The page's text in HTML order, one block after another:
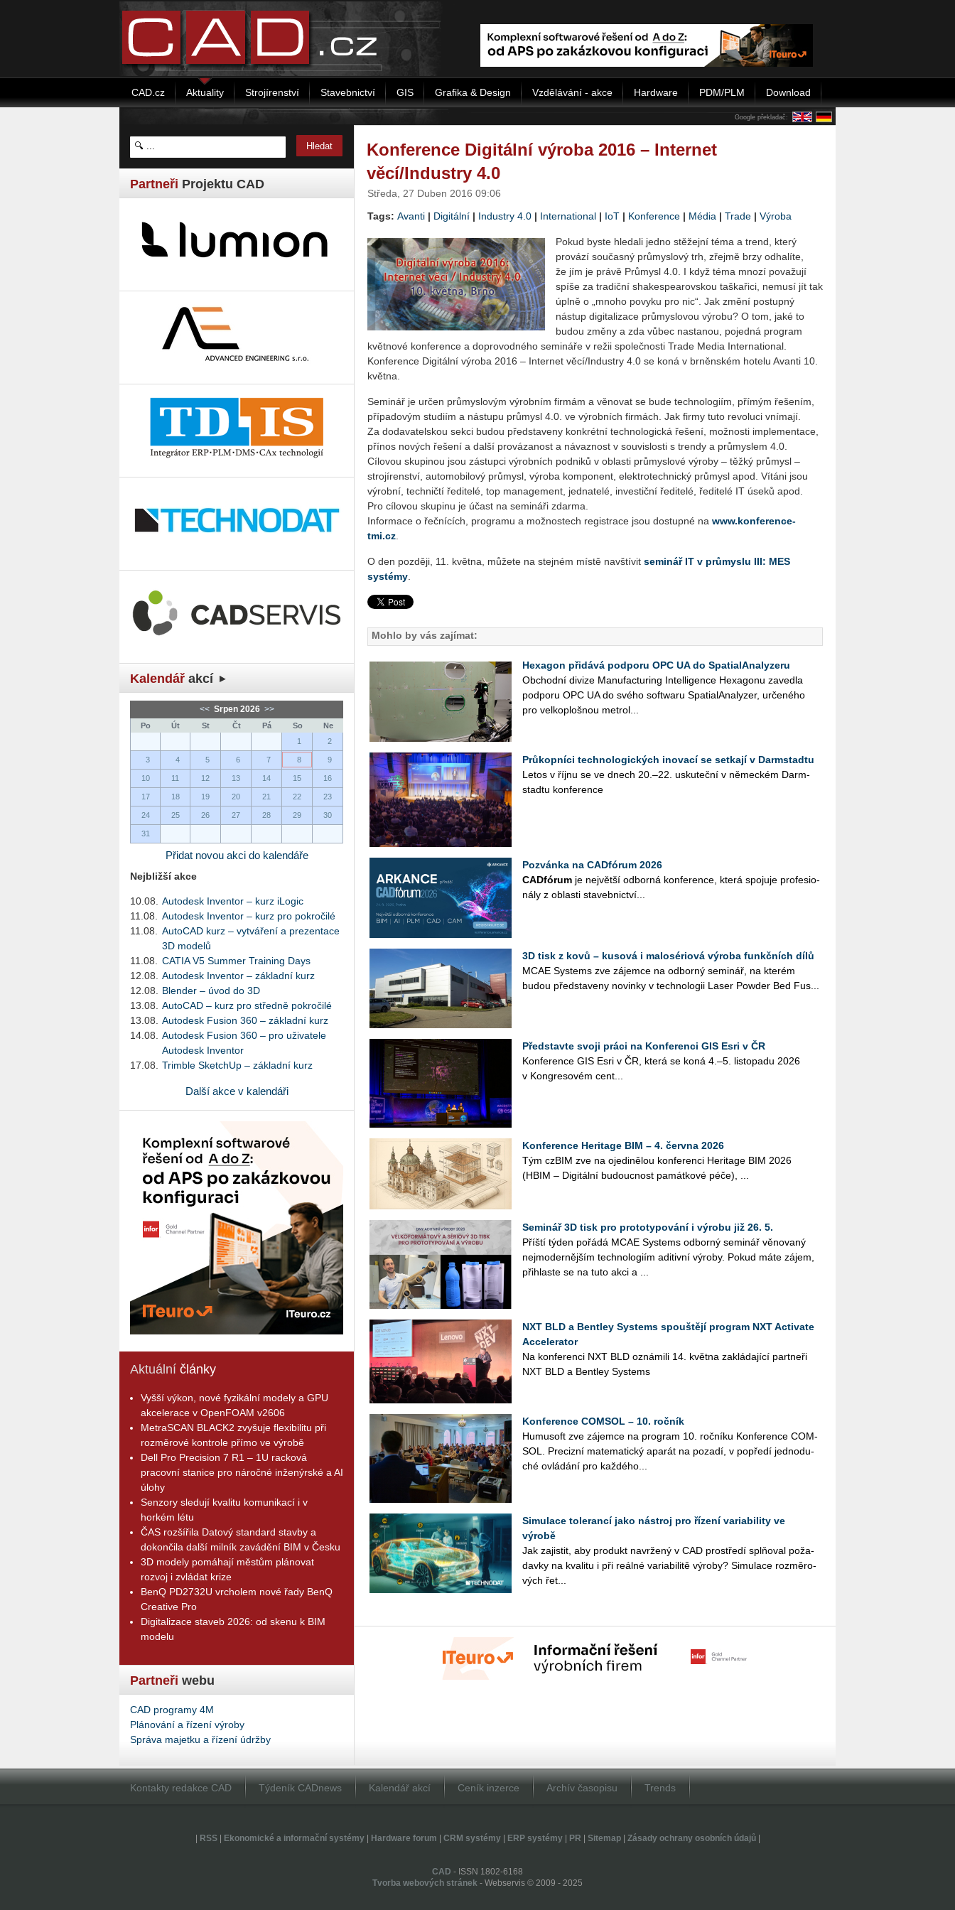
CAD.cz Aktuality Strojírenství Stavebnictví GIS Grafika & Design Vzdělávání - akce Hardware PDM/PLM Download
Google překladač:
Partneři Projektu CAD
Kalendář akcí
<< Srpen 2026 >>
Po Út St Čt Pá So
Ne
1
2
3 4 5 6 7 8 9
10 11 12 13 14 15 16
17 18 19 20 21 22 23
24 25 26 27 28 29 30
31
Přidat novou akci do kalendáře
Nejbližší akce
10.08.
Autodesk Inventor – kurz iLogic
11.08.
Autodesk Inventor – kurz pro pokročilé
11.08.
AutoCAD kurz – vytváření a prezentace
3D modelů
11.08.
CATIA V5 Summer Training Days
12.08.
Autodesk Inventor – základní kurz
12.08.
Blender – úvod do 3D
13.08.
AutoCAD – kurz pro středně pokročilé
13.08.
Autodesk Fusion 360 – základní kurz
14.08.
Autodesk Fusion 360 – pro uživatele
Autodesk Inventor
17.08.
Trimble SketchUp – základní kurz
Další akce v kalendáři
Aktuální články
Vyšší výkon, nové fyzikální modely a GPU
akcelerace v OpenFOAM v2606
MetraSCAN BLACK2 zvyšuje flexibilitu při
rozměrové kontrole přímo ve výrobě
Dell Pro Precision 7 R1 – 1U racková
pracovní stanice pro náročné inženýrské a AI
úlohy
Senzory sledují kvalitu komunikací i v
horkém létu
ČAS rozšířila Datový standard stavby a
dokončila další milník zavádění BIM v Česku
3D modely pomáhají městům plánovat
rozvoj i zvládat krize
BenQ PD2732U vrcholem nové řady BenQ
Creative Pro
Digitalizace staveb 2026: od skenu k BIM
modelu
Partneři webu
CAD programy 4M
Plánování a řízení výroby
Správa majetku a řízení údržby
Konference Digitální výroba 2016 – Internet
věcí/Industry 4.0
Středa, 27 Duben 2016 09:06
Tags: Avanti | Digitální | Industry 4.0 | International | IoT | Konference | Média | Trade | Výroba
Pokud byste hledali jedno stěžejní téma a trend, který
provází současný průmyslový trh, zřejmě brzy odhalíte,
že jím je právě Průmysl 4.0. I když téma mnozí považují
spíše za tradiční shakespearovskou taškařici, nemusí jít tak
úplně o „mnoho povyku pro nic“. Jak změní postupný
nástup digitalizace průmyslovou výrobu? O tom, jaké to
budou změny a zda vůbec nastanou, pojedná program
květnové konference a doprovodného semináře v režii společnosti Trade Media International.
Konference Digitální výroba 2016 – Internet věcí/Industry 4.0 se koná v brněnském hotelu Avanti 10.
května.
Seminář je určen průmyslovým výrobním firmám a věnovat se bude technologiím, přímým řešením,
případovým studiím a nástupu průmysl 4.0. ve výrobních firmách. Jak firmy tuto revoluci vnímají.
Za dodavatelskou sekci budou představeny konkrétní technologická řešení, možnosti implementace,
přínos nových řešení a další provázanost a návaznost v souvislosti s trendy a průmyslem 4.0.
Cílovou skupinou jsou zástupci výrobních podniků v oblasti průmyslové výroby – těžký průmysl –
strojírenství, automobilový průmysl, výroba komponent, elektrotechnický průmysl apod. Vítáni jsou
výrobní, techničtí ředitelé, top management, jednatelé, investiční ředitelé, ředitelé IT úseků apod.
Pro cílovou skupinu je účast na semináři zdarma.
Informace o řečnících, programu a možnostech registrace jsou dostupné na www.konference-
tmi.cz
O den později, 11. května, můžete na stejném místě navštívit seminář IT v průmyslu III: MES
systémy
Mohlo by vás zajímat:
Hexagon přidává podporu OPC UA do SpatialAnalyzeru
Ob­chod­ní di­vi­ze Ma­nu­factu­ring In­tel­li­gen­ce He­xa­go­nu za­ved­la
pod­po­ru OPC UA do svého soft­wa­ru Spa­tia­l­A­na­ly­zer, ur­če­né­ho
pro vel­ko­ploš­nou me­t­ro­l...
Průkopníci technologických inovací se setkají v Darmstadtu
Letos v říjnu se ve dnech 20.–22. usku­teč­ní v ně­mec­kém Darm­
sta­d­tu kon­fe­ren­ce
Pozvánka na CADfórum 2026
CAD­fó­rum je nej­vět­ší od­bor­ná kon­fe­ren­ce, která spo­ju­je pro­fe­si­o­
ná­ly z ob­las­ti sta­veb­nic­tví...
3D tisk z kovů – kusová i malosériová výroba funkčních dílů
MCAE Sys­tems zve zá­jem­ce na od­bor­ný se­mi­nář, na kte­rém
budou před­sta­ve­ny no­vin­ky v tech­no­lo­gii Laser Pow­der Bed Fus...
Představte svoji práci na Konferenci GIS Esri v ČR
Kon­fe­ren­ce GIS Esri v ČR, která se koná 4.–5. lis­to­pa­du 2026
v Kon­gre­so­vém cen­t­...
Konference Heritage BIM – 4. června 2026
Tým czBIM zve na oje­di­ně­lou kon­fe­ren­ci He­ri­tage BIM 2026
(HBIM – Di­gi­tál­ní bu­douc­nost pa­mát­ko­vé péče), ...
Seminář 3D tisk pro prototypování i výrobu již 26. 5.
Příští týden po­řá­dá MCAE Sys­tems od­bor­ný se­mi­nář vě­no­va­ný
nej­mo­der­něj­ším tech­no­lo­giím adi­tiv­ní vý­ro­by. Pokud máte zájem,
při­hlas­te se na tuto akci a ...
NXT BLD a Bentley Systems spouštějí program NXT Activate
Accelerator
Na kon­fe­ren­ci NXT BLD ozná­mi­li 14. květ­na za­klá­da­jí­cí part­ne­ři
NXT BLD a Bent­ley Sys­tems
Konference COMSOL – 10. ročník
Hu­mu­soft zve zá­jem­ce na pro­gram 10. roč­ní­ku Kon­fe­ren­ce COM­
SOL. Pre­ciz­ní ma­te­ma­tic­ký apa­rát na po­za­dí, v po­pře­dí jed­no­du­
ché ovlá­dá­ní pro kaž­dé­ho...
Simulace tolerancí jako nástroj pro řízení variability ve
výrobě
Jak za­jis­tit, aby pro­dukt na­vr­že­ný v CAD pro­stře­dí splňoval po­ža­
dav­ky na kva­li­tu i při re­ál­né va­ri­a­bi­li­tě vý­ro­by? Si­mu­la­ce roz­mě­ro­
vých ře­t...
Kontakty redakce CAD Týdeník CADnews Kalendář akcí Ceník inzerce Archív časopisu Trends
RSS| Ekonomické a informační systémy| Hardware forum CRM systémy| ERP systémy| PR Sitemap| Zásady ochrany osobních údajů|
CAD - ISSN 1802-6168
Tvorba webových stránek - Webservis © 2009 - 2025